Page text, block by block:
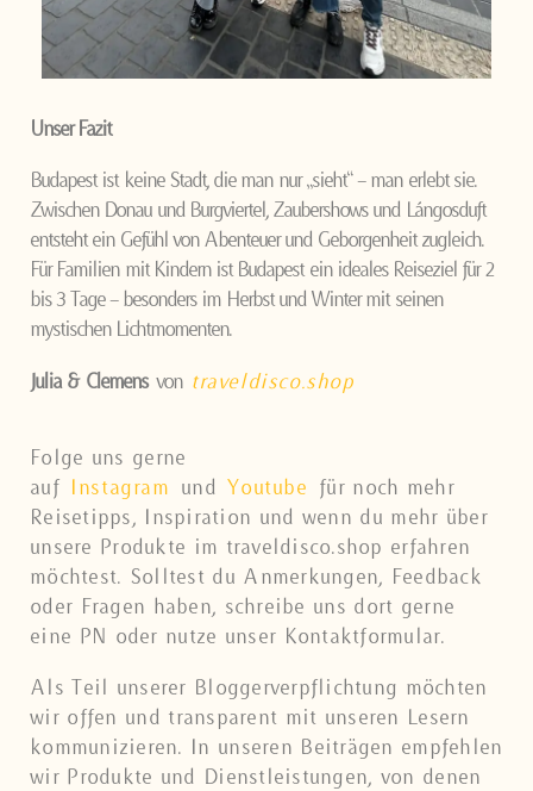
Unser Fazit
Budapest ist keine Stadt, die man nur „sieht“ – man erlebt sie.
Zwischen Donau und Burgviertel, Zaubershows und Lángosduft
entsteht ein Gefühl von Abenteuer und Geborgenheit zugleich.
Für Familien mit Kindern ist Budapest ein ideales Reiseziel für 2
bis 3 Tage – besonders im Herbst und Winter mit seinen
mystischen Lichtmomenten.
Julia & Clemensvon traveldisco.shop
Folge uns gerne
auf Instagram undYoutube für noch mehr
Reisetipps, Inspiration und wenn du mehr über
unsere Produkte im traveldisco.shop erfahren
möchtest. Solltest du Anmerkungen, Feedback
oder Fragen haben, schreibe uns dort gerne
eine PN oder nutze unser Kontaktformular.
Als Teil unserer Bloggerverpflichtung möchten
wir offen und transparent mit unseren Lesern
kommunizieren. In unseren Beiträgen empfehlen
wir Produkte und Dienstleistungen, von denen